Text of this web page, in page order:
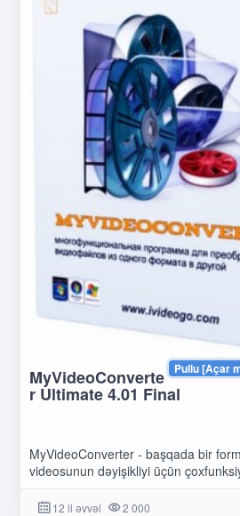
Pullu [Açar
MyVideoConverte
r Ultimate 4.01 Final
MyVideoConverter - başqada bir
videosunun dəyişikliyi üçün
12 il əvvəl 2 000